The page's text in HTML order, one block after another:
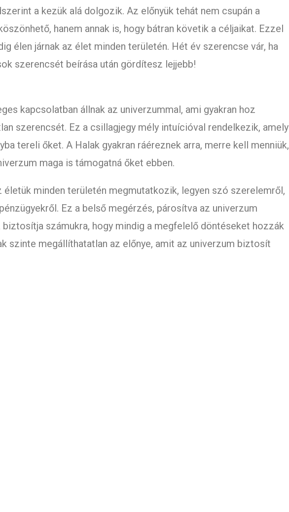
a kezük alá dolgozik. Az előnyük tehát nem csupán a
hanem annak is, hogy bátran követik a céljaikat. Ezzel
élen járnak az élet minden területén. Hét év szerencse vár, ha
szerencsét beírása után gördítesz lejjebb!
kapcsolatban állnak az univerzummal, ami gyakran hoz
szerencsét. Ez a csillagjegy mély intuícióval rendelkezik, amely
tereli őket. A Halak gyakran ráéreznek arra, merre kell menniük,
maga is támogatná őket ebben.
életük minden területén megmutatkozik, legyen szó szerelemről,
Ez a belső megérzés, párosítva az univerzum
biztosítja számukra, hogy mindig a megfelelő döntéseket hozzák
szinte megállíthatatlan az előnye, amit az univerzum biztosít